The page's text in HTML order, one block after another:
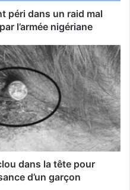
péri dans un raid mal
l’armée nigériane
dans la tête pour
d’un garçon